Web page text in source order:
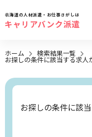
勤務地 指
時
求人履歴はありません
最近
北海道の人材派遣・お仕事さがしは
キャリアバンク派遣
ホーム 検索結果一覧
お探しの条件に該当する求人
お探しの条件に該